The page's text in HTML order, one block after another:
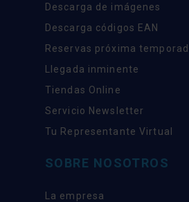
Descarga de imágenes
Descarga códigos EAN
Reservas próxima
Llegada inminente
Tiendas Online
Servicio Newsletter
Tu Representante Virtual
SOBRE NOSOTROS
La empresa